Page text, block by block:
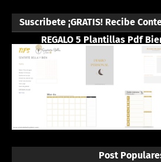
Suscribete ¡GRATIS! Recibe
REGALO 5 Plantillas Pdf
Post